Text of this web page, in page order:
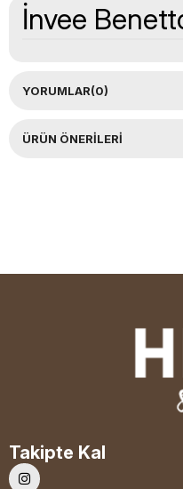
İnvee
YORUMLAR(0)
ÜRÜN ÖNERILERI
Takipte Kal